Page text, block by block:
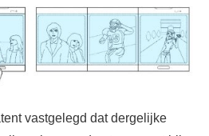
vastgelegd dat dergelijke